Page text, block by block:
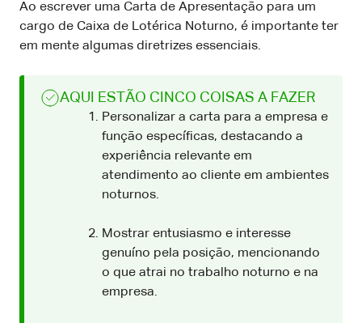
Ao escrever uma Carta de Apresentação para um
cargo de Caixa de Lotérica Noturno, é importante ter
em mente algumas diretrizes essenciais.
AQUI ESTÃO CINCO COISAS A FAZER
Personalizar a carta para a empresa e
função específicas, destacando a
experiência relevante em
atendimento ao cliente em ambientes
noturnos.
Mostrar entusiasmo e interesse
genuíno pela posição, mencionando
o que atrai no trabalho noturno e na
empresa.